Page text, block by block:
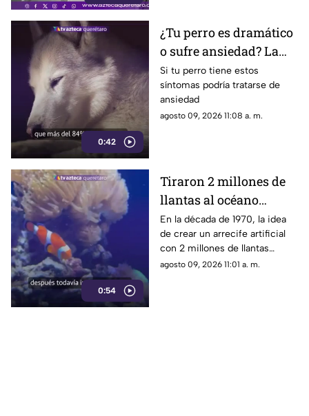
0:42
¿Tu perro es dramático
o sufre ansiedad? La
señal que la mayoría de
los dueños pasa por
alto
Si tu perro tiene estos
síntomas podría tratarse de
ansiedad
agosto 09, 2026 11:08 a. m.
0:54
Tiraron 2 millones de
llantas al océano
pensando que
ayudarían a la vida
marina; hoy luchan por
sacarlas
En la década de 1970, la idea
de crear un arrecife artificial
con 2 millones de llantas
parecía la solución perfecta
agosto 09, 2026 11:01 a. m.